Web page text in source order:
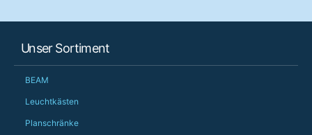
Unser Sortiment
BEAM
Leuchtkästen
Planschränke